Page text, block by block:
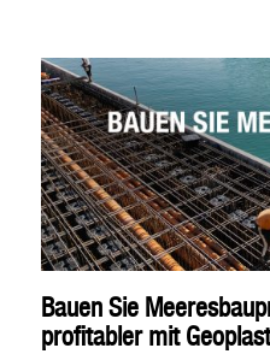
Bauen Sie
profitabler mit Geoplast